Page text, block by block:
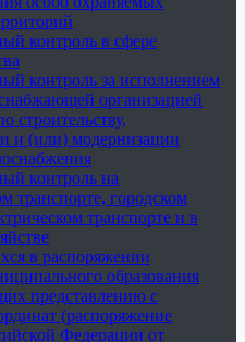
контроль в сфере
контроль за исполнением
организацией
строительству,
и (или) модернизации
контроль на
транспорте, городском
транспорте и в
в распоряжении
образования
представлению с
(распоряжение
Федерации от